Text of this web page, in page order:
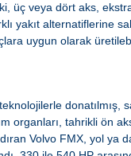
üç veya dört aks,
yakıt alternatiflerine
uygun olarak
donatılmış,
organları, tahrikli ön
Volvo FMX, yol ya